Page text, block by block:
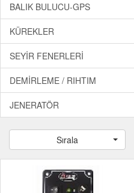
BALIK BULUCU-GPS
KÜREKLER
SEYİR FENERLERİ
DEMİRLEME / RIHTIM
JENERATÖR
Sırala